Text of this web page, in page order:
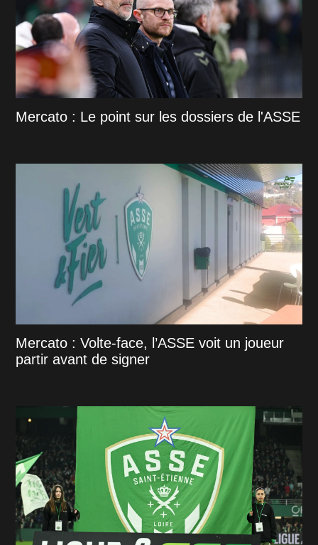
Mercato : Le point sur les dossiers de l'ASSE
Mercato : Volte-face, l’ASSE voit un joueur
partir avant de signer